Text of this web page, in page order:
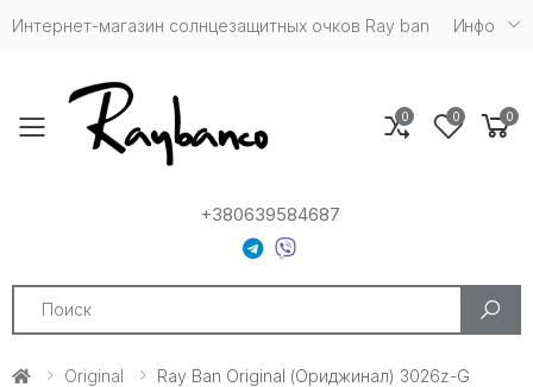
Интернет-магазин солнцезащитных очков Ray ban Инфо
Toggle mobile menu
+380639584687
Search
0 0 0
Original Ray Ban Original (Ориджинал) 3026z-G